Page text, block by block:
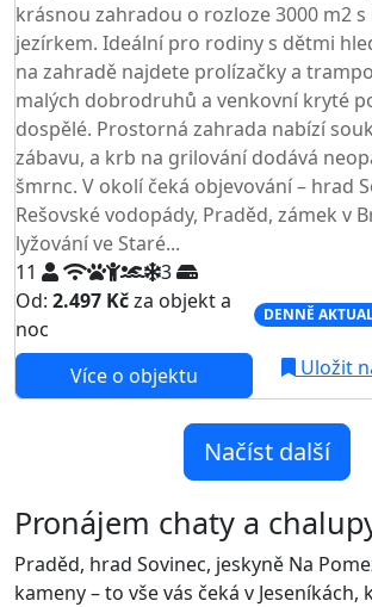
krásnou zahradou o rozloze 3000 m2
jezírkem. Ideální pro rodiny s dětmi
na zahradě najdete prolízačky a
malých dobrodruhů a venkovní kryté
dospělé. Prostorná zahrada nabízí
zábavu, a krb na grilování dodává
šmrnc. V okolí čeká objevování – hrad
Rešovské vodopády, Praděd, zámek v
lyžování ve Staré...
11
3
Od: 2.497 Kčza objekt a
noc
DENNĚ
Více o objektu Uložit
Načíst další
Pronájem chaty a
Praděd, hrad Sovinec, jeskyně Na
kameny – to vše vás čeká v Jeseníkách,